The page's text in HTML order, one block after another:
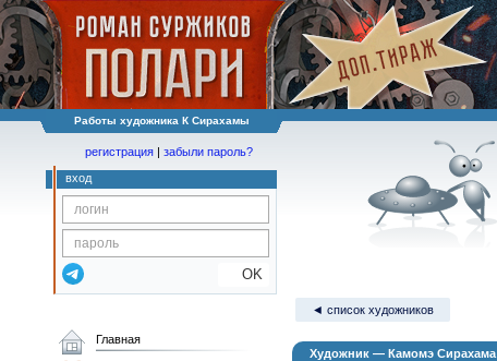
Работы художника К Сирахамы
регистрация | забыли пароль?
вход
OK
◄ список художников
Художник — Камомэ Сирахама
Главная